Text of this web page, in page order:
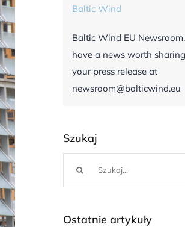
Baltic Wind
Baltic Wind EU
have a news worth
your press release at
newsroom@balticwind.eu
Szukaj
Ostatnie artykuły